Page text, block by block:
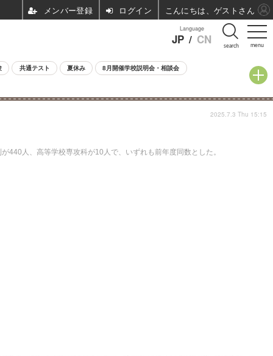
menu
Language
JP / CN search
共通テスト 夏休み 8月開催学校説明会・相談会
人、高等学校専攻科が10人で、いずれも前年度同数とした。
2025.7.3 Thu 15:15
ログイン こんにちは、ゲストさん